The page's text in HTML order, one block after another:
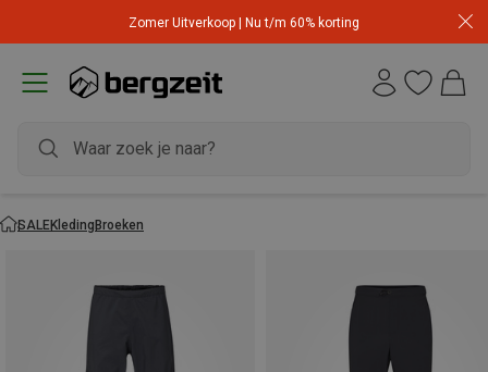
Zomer Uitverkoop | Nu t/m 60% korting
SALEKledingBroeken